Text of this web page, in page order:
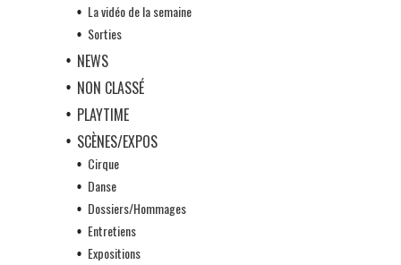
La vidéo de la semaine
Sorties
NEWS
NON CLASSÉ
PLAYTIME
SCÈNES/EXPOS
Cirque
Danse
Dossiers/Hommages
Entretiens
Expositions